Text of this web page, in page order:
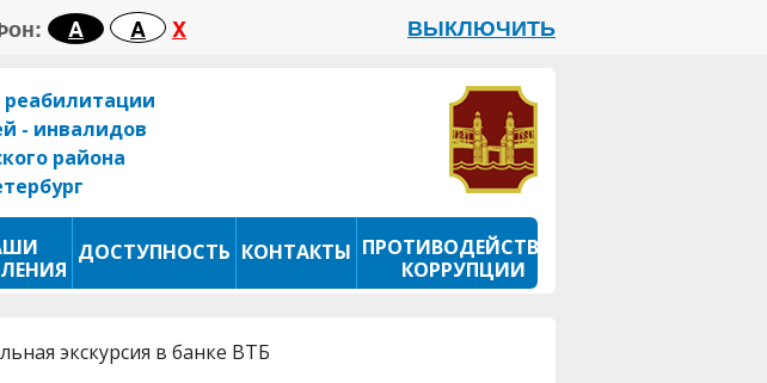
A A X ВЫКЛЮЧИТЬ
- инвалидов
района
ДОСТУПНОСТЬ КОНТАКТЫ ПРОТИВОДЕЙСТВИЕ
КОРРУПЦИИ
экскурсия в банке ВТБ